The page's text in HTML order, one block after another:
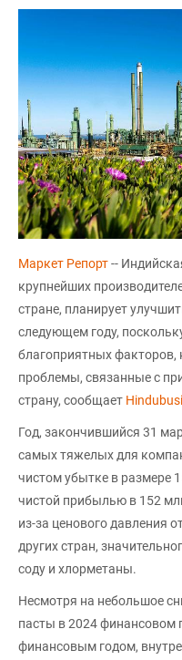
Маркет Репорт--
крупнейших
стране, планирует
следующем году,
благоприятных факторов,
проблемы, связанные с
страну, сообщает
Год, закончившийся 31
самых тяжелых для
чистом убытке в размере
чистой прибылью в 152
из-за ценового давления
других стран,
соду и хлорметаны.
Несмотря на небольшое
пасты в 2024 финансовом
финансовым годом,